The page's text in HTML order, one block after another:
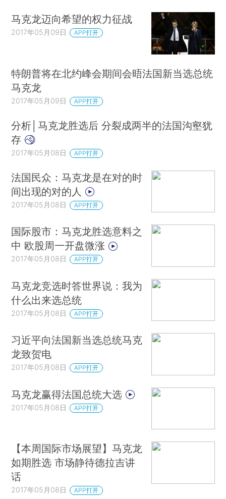
马克龙迈向希望的权力征战
2017年05月09日 APP打开
特朗普将在北约峰会期间会晤法国新当选总统
马克龙
2017年05月09日 APP打开
分析│马克龙胜选后 分裂成两半的法国沟壑犹
存
2017年05月08日 APP打开
法国民众：马克龙是在对的时
间出现的对的人
2017年05月08日 APP打开
国际股市：马克龙胜选意料之
中 欧股周一开盘微涨
2017年05月08日 APP打开
马克龙竞选时答世界说：我为
什么出来选总统
2017年05月08日 APP打开
习近平向法国新当选总统马克
龙致贺电
2017年05月08日 APP打开
马克龙赢得法国总统大选
2017年05月08日 APP打开
【本周国际市场展望】马克龙
如期胜选 市场静待德拉吉讲
话
2017年05月08日 APP打开